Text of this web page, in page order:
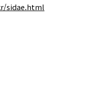
sidae.html